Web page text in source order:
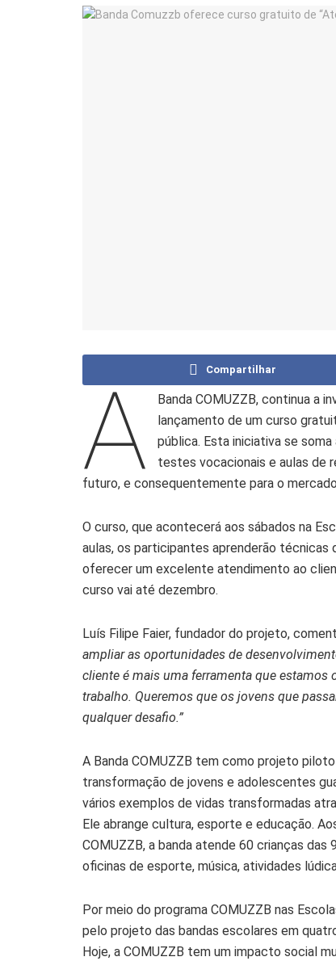
Compartilhar
A
Banda COMUZZB, continua a
lançamento de um curso
pública. Esta iniciativa se
testes vocacionais e aulas de
futuro, e consequentemente para o
O curso, que acontecerá aos sábados na
aulas, os participantes aprenderão
oferecer um excelente atendimento ao
curso vai até dezembro.
Luís Filipe Faier, fundador do projeto,
ampliar as oportunidades de
cliente é mais uma ferramenta que estamos
trabalho. Queremos que os jovens que
qualquer desafio.”
A Banda COMUZZB tem como projeto
transformação de jovens e adolescentes
vários exemplos de vidas transformadas
Ele abrange cultura, esporte e educação.
COMUZZB, a banda atende 60 crianças
oficinas de esporte, música, atividades
Por meio do programa COMUZZB nas
pelo projeto das bandas escolares em
Hoje, a COMUZZB tem um impacto social